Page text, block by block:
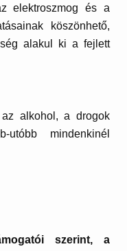
elektroszmog és a
köszönhető,
alakul ki a fejlett
alkohol, a drogok
utóbb mindenkinél
szerint, a